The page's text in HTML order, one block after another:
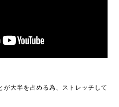
が大半を占める為、ストレッチして